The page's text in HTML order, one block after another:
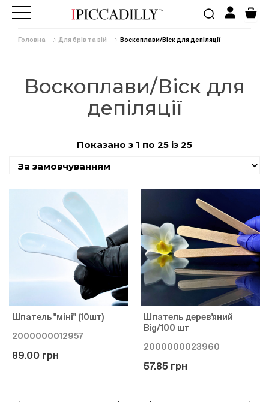
Головна Для брів та вій Воскоплави/Віск для депіляції
Воскоплави/Віск для
депіляції
Показано з 1 по 25 із 25
Шпатель "міні" (10шт)
2000000012957
89.00 грн
Шпатель дерев'яний
Big/100 шт
2000000023960
57.85 грн